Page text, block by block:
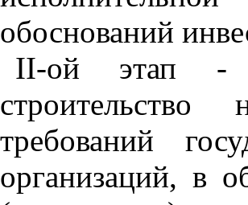
обоснований
II-ой этап -
требований
организаций, в